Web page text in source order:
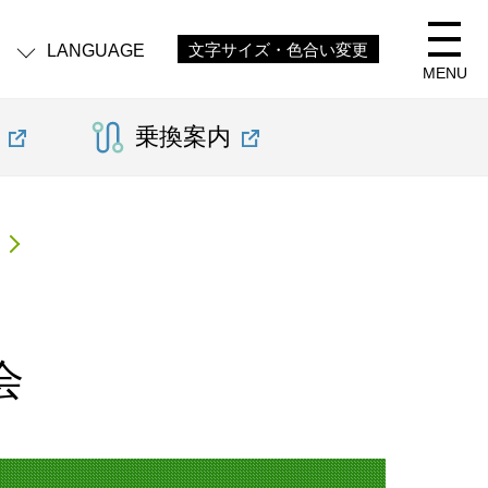
LANGUAGE
文字サイズ・色合い変更
MENU
乗換案内